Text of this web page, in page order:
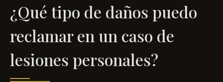
¿Qué tipo de daños puedo
reclamar en un caso de
lesiones personales?